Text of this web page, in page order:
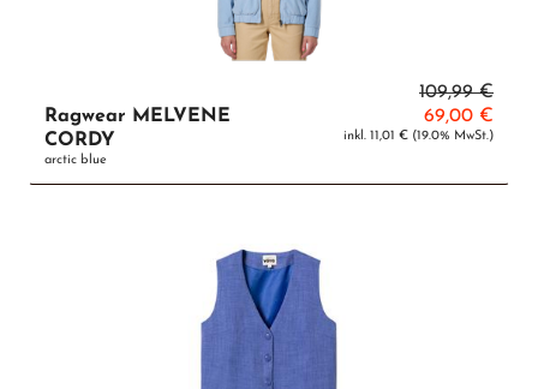
109,99 €
Ragwear MELVENE
CORDY
arctic blue
69,00 €
inkl. 11,01 € (19.0% MwSt.)